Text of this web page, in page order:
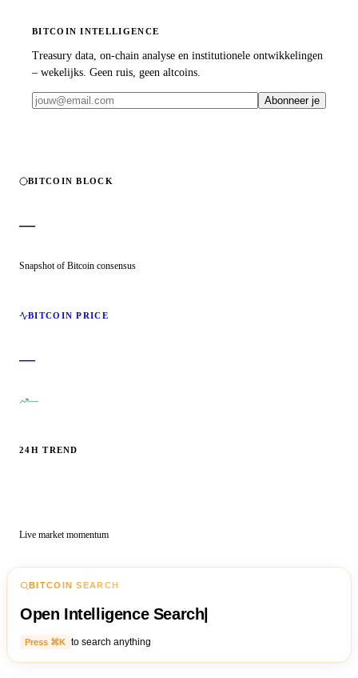
BITCOIN INTELLIGENCE
Treasury data, on-chain analyse en institutionele ontwikkelingen
– wekelijks. Geen ruis, geen altcoins.
Abonneer je
BITCOIN BLOCK
—
Snapshot of Bitcoin consensus
BITCOIN PRICE
—
—
24H TREND
Live market momentum
BITCOIN SEARCH
Open Intelligence Search|
Press ⌘K to search anything